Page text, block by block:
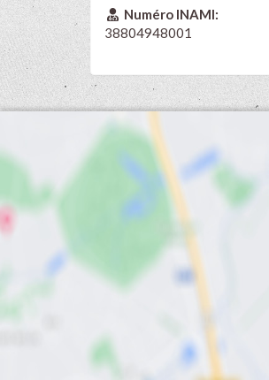
Numéro INAMI:
38804948001